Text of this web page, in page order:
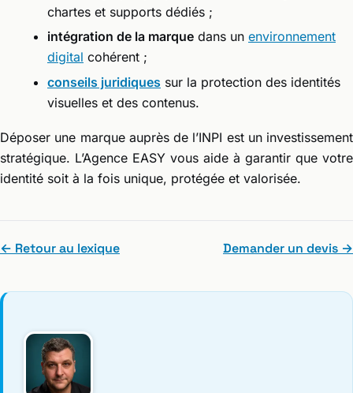
chartes et supports dédiés ;
intégration de la marque dans un environnement
digital cohérent ;
conseils juridiques sur la protection des identités
visuelles et des contenus.
Déposer une marque auprès de l’INPI est un investissement
stratégique. L’Agence EASY vous aide à garantir que votre
identité soit à la fois unique, protégée et valorisée.
← Retour au lexique Demander un devis →